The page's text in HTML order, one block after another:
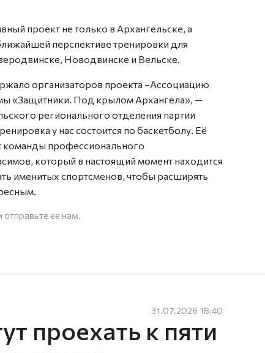
проект не только в Архангельске, а
перспективе тренировки для
Новодвинске и Вельске.
организаторов проекта –Ассоциацию
«Защитники. Под крылом Архангела», —
регионального отделения партии
у нас состоится по баскетболу. Её
команды профессионального
который в настоящий момент находится
именитых спортсменов, чтобы расширять
отправьте ее нам.
31.07.2026 18:40
проехать к пяти